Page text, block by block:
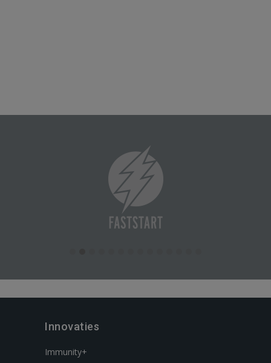
Innovaties
Immunity+